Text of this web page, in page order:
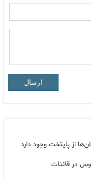
ارسال
از پایتخت وجود دارد